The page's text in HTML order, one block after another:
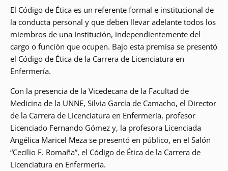
El Código de Ética es un referente formal e institucional de
la conducta personal y que deben llevar adelante todos los
miembros de una Institución, independientemente del
cargo o función que ocupen. Bajo esta premisa se presentó
el Código de Ética de la Carrera de Licenciatura en
Enfermería.
Con la presencia de la Vicedecana de la Facultad de
Medicina de la UNNE, Silvia García de Camacho, el Director
de la Carrera de Licenciatura en Enfermería, profesor
Licenciado Fernando Gómez y, la profesora Licenciada
Angélica Maricel Meza se presentó en público, en el Salón
“Cecilio F. Romaña”, el Código de Ética de la Carrera de
Licenciatura en Enfermería.